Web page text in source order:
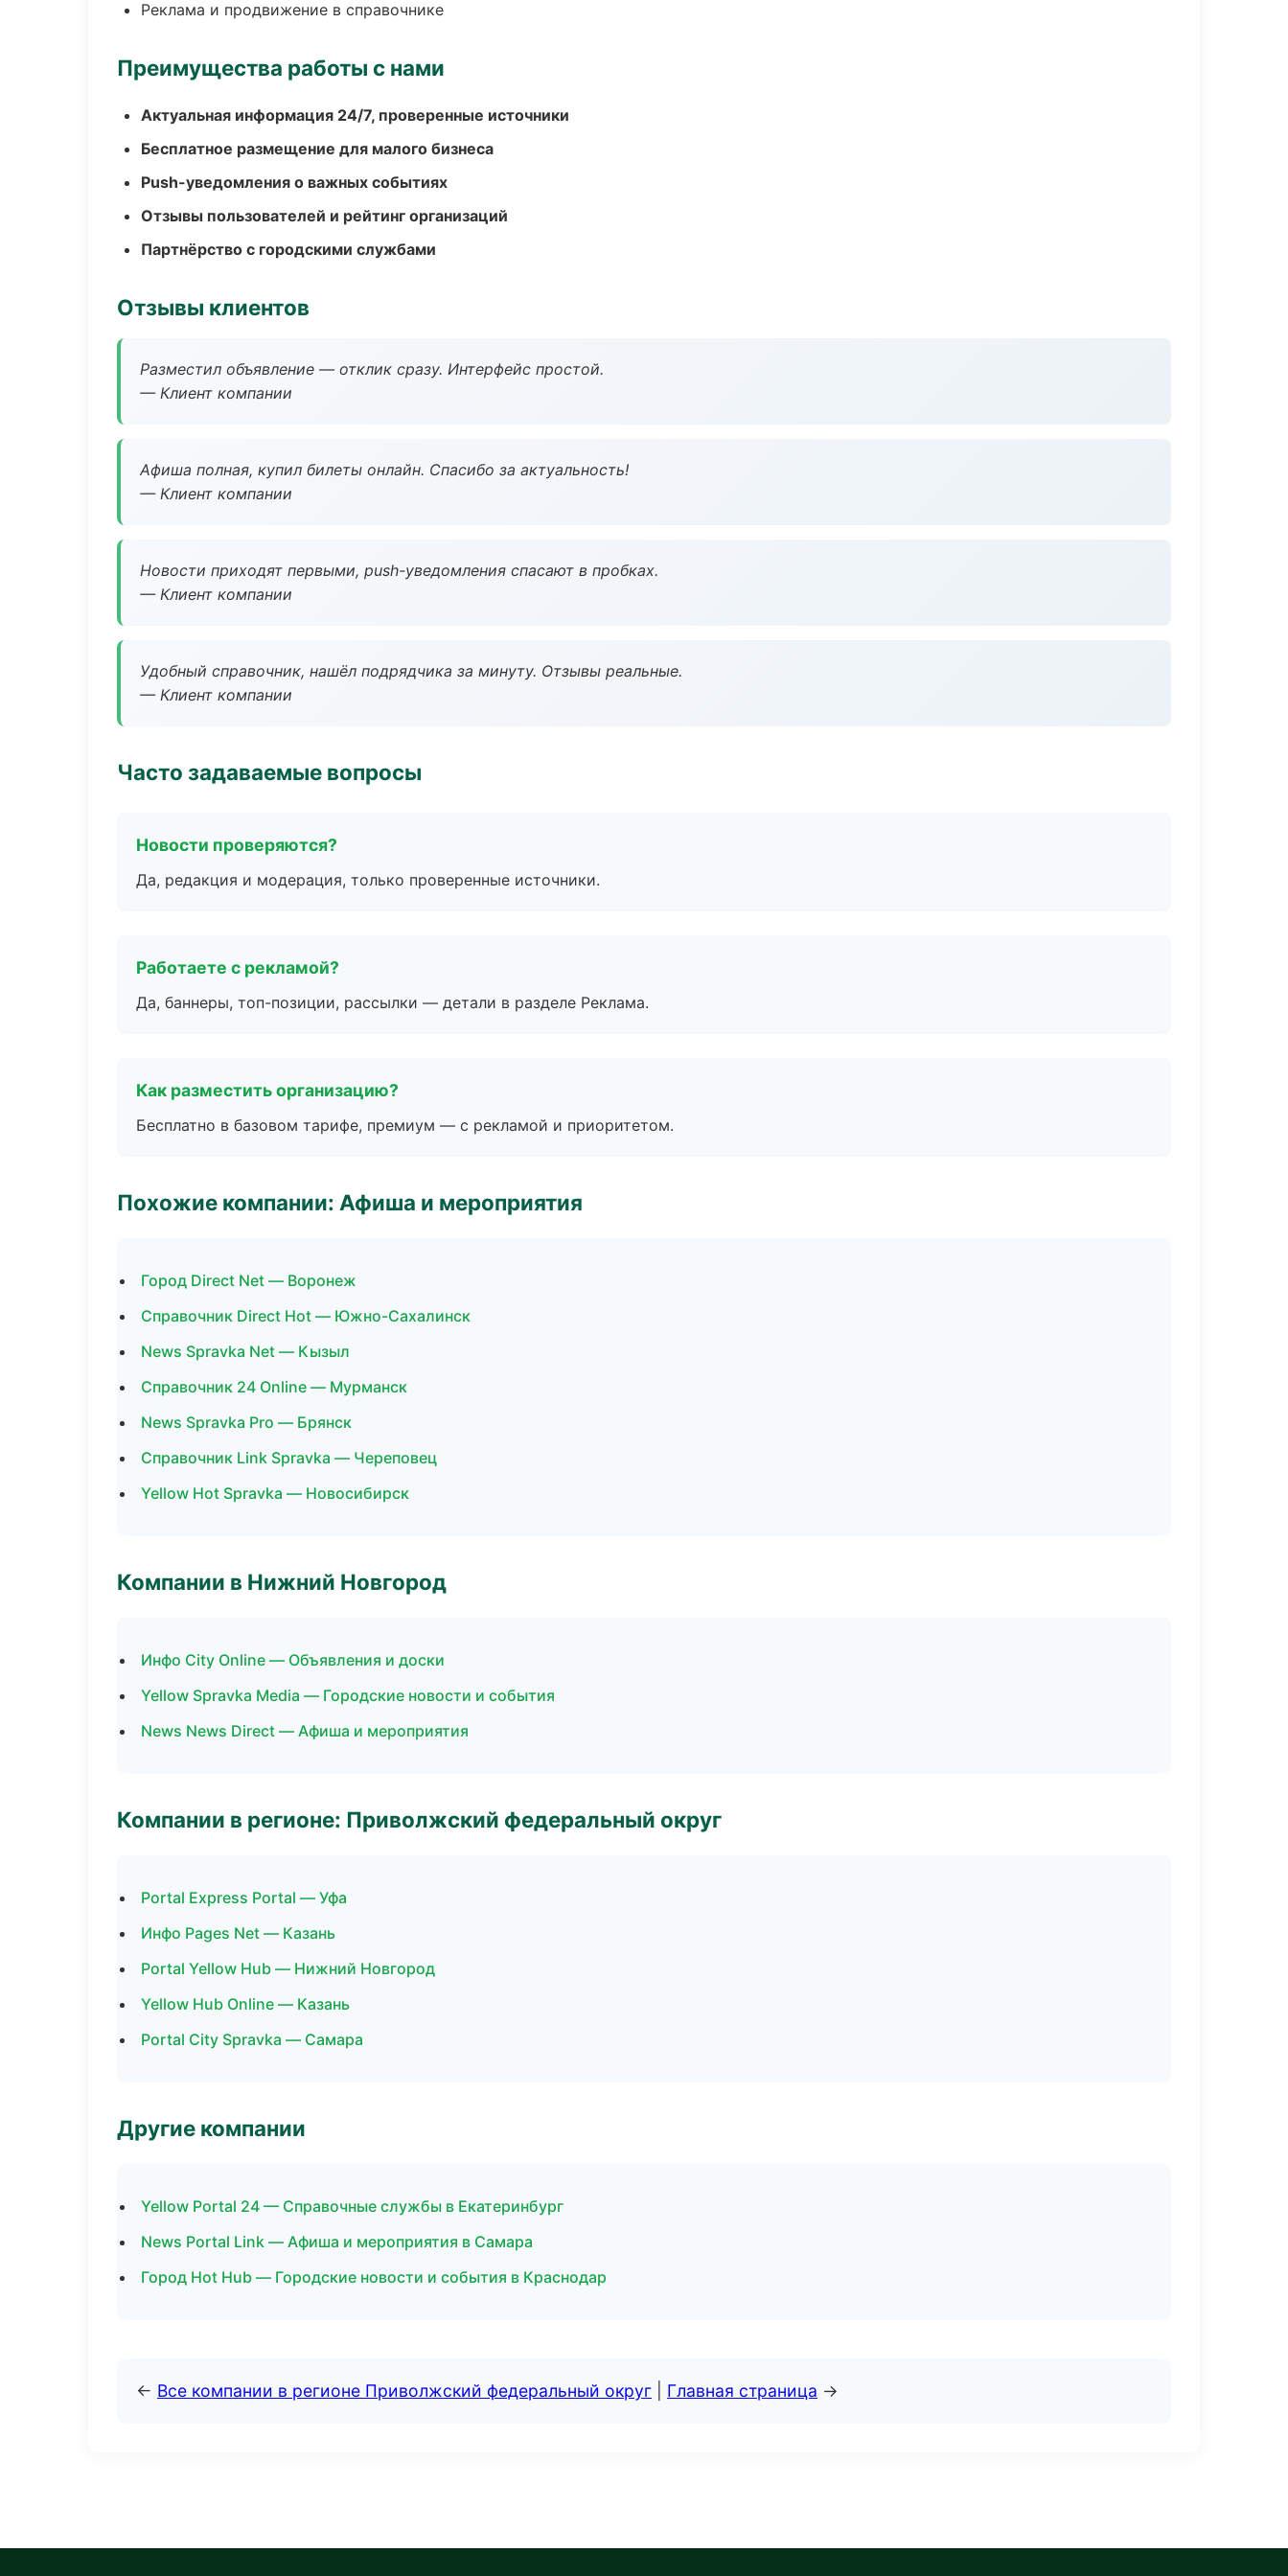
Реклама и продвижение в справочнике
Преимущества работы с нами
Актуальная информация 24/7, проверенные источники
Бесплатное размещение для малого бизнеса
Push-уведомления о важных событиях
Отзывы пользователей и рейтинг организаций
Партнёрство с городскими службами
Отзывы клиентов
Разместил объявление — отклик сразу. Интерфейс простой.
— Клиент компании
Афиша полная, купил билеты онлайн. Спасибо за актуальность!
— Клиент компании
Новости приходят первыми, push-уведомления спасают в пробках.
— Клиент компании
Удобный справочник, нашёл подрядчика за минуту. Отзывы реальные.
— Клиент компании
Часто задаваемые вопросы
Новости проверяются?
Да, редакция и модерация, только проверенные источники.
Работаете с рекламой?
Да, баннеры, топ-позиции, рассылки — детали в разделе Реклама.
Как разместить организацию?
Бесплатно в базовом тарифе, премиум — с рекламой и приоритетом.
Похожие компании: Афиша и мероприятия
Город Direct Net — Воронеж
Справочник Direct Hot — Южно-Сахалинск
News Spravka Net — Кызыл
Справочник 24 Online — Мурманск
News Spravka Pro — Брянск
Справочник Link Spravka — Череповец
Yellow Hot Spravka — Новосибирск
Компании в Нижний Новгород
Инфо City Online — Объявления и доски
Yellow Spravka Media — Городские новости и события
News News Direct — Афиша и мероприятия
Компании в регионе: Приволжский федеральный округ
Portal Express Portal — Уфа
Инфо Pages Net — Казань
Portal Yellow Hub — Нижний Новгород
Yellow Hub Online — Казань
Portal City Spravka — Самара
Другие компании
Yellow Portal 24 — Справочные службы в Екатеринбург
News Portal Link — Афиша и мероприятия в Самара
Город Hot Hub — Городские новости и события в Краснодар
← Все компании в регионе Приволжский федеральный округ Главная страница →